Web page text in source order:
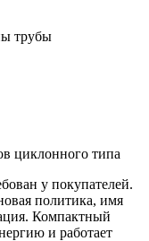
трубы
циклонного типа
у покупателей.
политика, имя
Компактный
и работает